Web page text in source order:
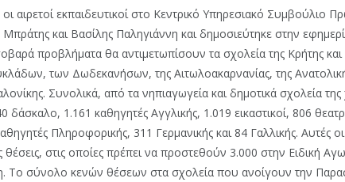
αιρετοί εκπαιδευτικοί στο Κεντρικό Υπηρεσιακό Συμβούλιο
και Βασίλης Παληγιάννη και δημοσιεύτηκε στην
προβλήματα θα αντιμετωπίσουν τα σχολεία της Κρήτης και
των Δωδεκανήσων, της Αιτωλοακαρνανίας, της
Συνολικά, από τα νηπιαγωγεία και δημοτικά σχολεία
δάσκαλο, 1.161 καθηγητές Αγγλικής, 1.019 εικαστικοί, 806
Πληροφορικής, 311 Γερμανικής και 84 Γαλλικής. Αυτές οι
θέσεις, στις οποίες πρέπει να προστεθούν 3.000 στην Ειδική
Το σύνολο κενών θέσεων στα σχολεία που ανοίγουν την